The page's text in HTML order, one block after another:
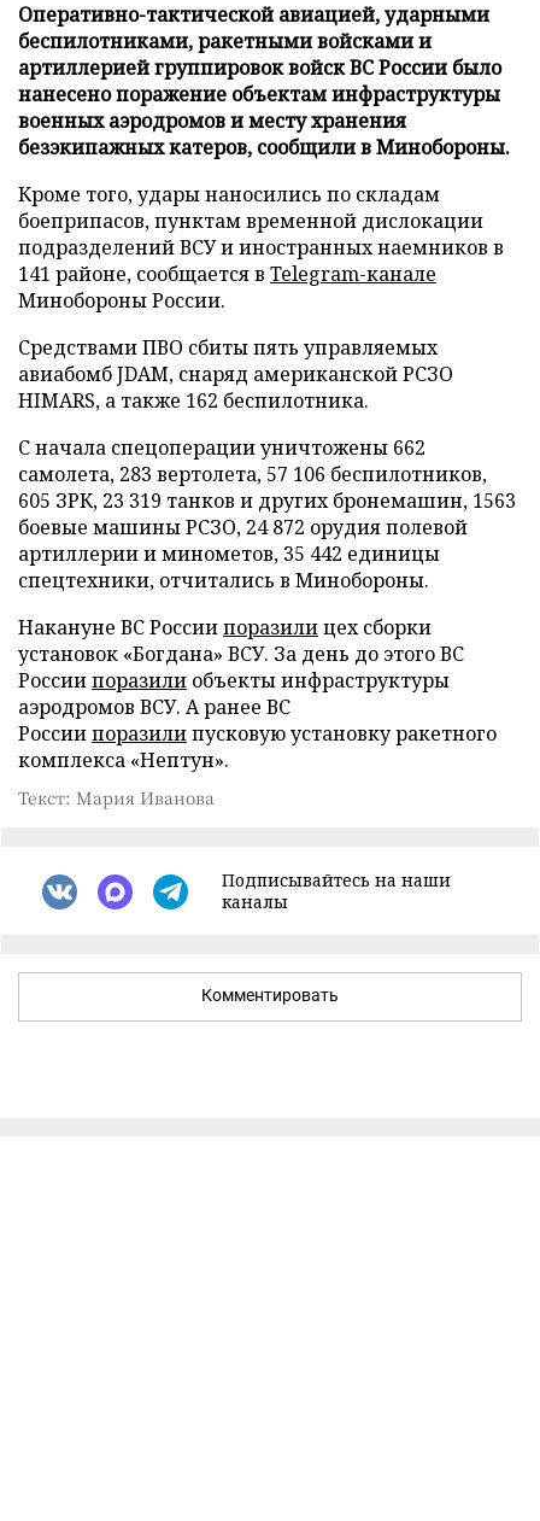
Оперативно-тактической авиацией, ударными
беспилотниками, ракетными войсками и
артиллерией группировок войск ВС России было
нанесено поражение объектам инфраструктуры
военных аэродромов и месту хранения
безэкипажных катеров, сообщили в Минобороны.
Кроме того, удары наносились по складам
боеприпасов, пунктам временной дислокации
подразделений ВСУ и иностранных наемников в
141 районе, сообщается в Telegram-канале
Минобороны России.
Средствами ПВО сбиты пять управляемых
авиабомб JDAM, снаряд американской РСЗО
HIMARS, а также 162 беспилотника.
С начала спецоперации уничтожены 662
самолета, 283 вертолета, 57 106 беспилотников,
605 ЗРК, 23 319 танков и других бронемашин, 1563
боевые машины РСЗО, 24 872 орудия полевой
артиллерии и минометов, 35 442 единицы
спецтехники, отчитались в Минобороны.
Накануне ВС Россиипоразилицех сборки
установок «Богдана» ВСУ. За день до этого ВС
Россиипоразили объекты инфраструктуры
аэродромов ВСУ. А ранее ВС
Россиипоразилипусковую установку ракетного
комплекса «Нептун».
Текст: Мария Иванова
Подписывайтесь на наши
каналы
Комментировать